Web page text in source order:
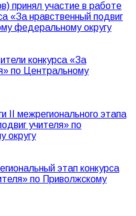
принял участие в работе
«За нравственный подвиг
федеральному округу
конкурса «За
по Центральному
II межрегионального этапа
учителя» по
округу
этап конкурса
по Приволжскому